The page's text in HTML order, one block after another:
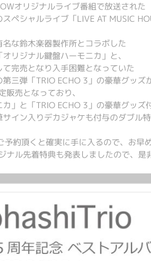
オリジナルライブ番組で放送された
ペシャルライブ「LIVE AT MUSIC
な鈴木楽器製作所とコラボした
リジナル鍵盤ハーモニカ」と、
完売となり入手困難となっていた
三弾「TRIO ECHO 3」の豪華グッズ
売となっており、
カ」と「TRIO ECHO 3」の豪華グッ
イン入りデカジャケも付与のダブル特
約頂くと確実に手に入るので、お早め
ナル先着特典も発表しましたので、是